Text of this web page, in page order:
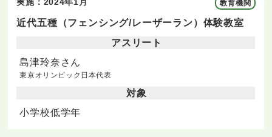
教育機関
近代五種（フェンシング/レーザーラン）体験教室
アスリート
島津玲奈さん
東京オリンピック日本代表
対象
小学校低学年